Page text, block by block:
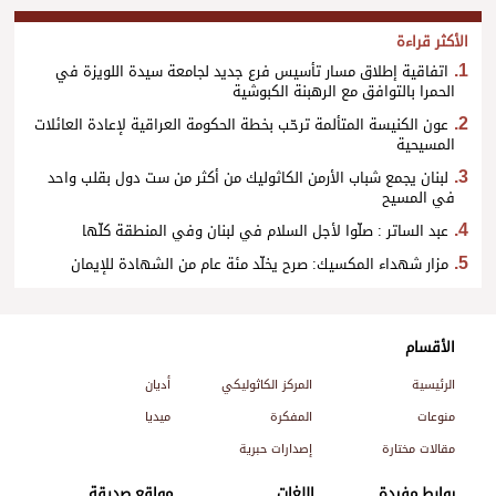
الأكثر قراءة
اتفاقية إطلاق مسار تأسيس فرع جديد لجامعة سيدة اللويزة في
الحمرا بالتوافق مع الرهبنة الكبوشية
عون الكنيسة المتألمة ترحّب بخطة الحكومة العراقية لإعادة العائلات
المسيحية
لبنان يجمع شباب الأرمن الكاثوليك من أكثر من ست دول بقلب واحد
في المسيح
عبد الساتر : صلّوا لأجل السلام في لبنان وفي المنطقة كلّها
مزار شهداء المكسيك: صرح يخلّد مئة عام من الشهادة للإيمان
الأقسام
الرئيسية المركز الكاثوليكي
أديان
منوعات
المفكرة
ميديا
مقالات مختارة
إصدارات حبرية